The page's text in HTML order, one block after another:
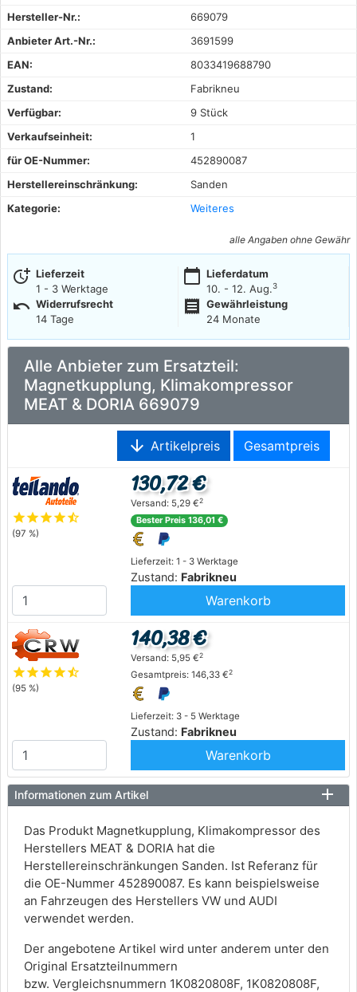
Hersteller-Nr.:
669079
Anbieter Art.-Nr.:
3691599
EAN:
8033419688790
Zustand:
Fabrikneu
Verfügbar:
9 Stück
Verkaufseinheit:
1
für OE-Nummer:
452890087
Herstellereinschränkung:
Sanden
Kategorie:
Weiteres
alle Angaben ohne Gewähr
more_time Lieferzeit
1 - 3 Werktage
calendar_today Lieferdatum
10. - 12. Aug.3
undo Widerrufsrecht
14 Tage
receipt
Gewährleistung
24 Monate
Alle Anbieter zum Ersatzteil:
Magnetkupplung, Klimakompressor
MEAT & DORIA 669079
arrow_downward Artikelpreis Gesamtpreis
starstarstarstarstar_half
(97 %)
Lieferzeit: 1 - 3 Werktage
Zustand: Fabrikneu
130,72 €
Versand: 5,29 €2
Bester Preis 136,01 €
Warenkorb
starstarstarstarstar_half
(95 %)
Lieferzeit: 3 - 5 Werktage
Zustand: Fabrikneu
140,38 €
Versand: 5,95 €2
Gesamtpreis: 146,33 €2
Warenkorb
Informationen zum Artikel
Das Produkt Magnetkupplung, Klimakompressor des
Herstellers MEAT & DORIA hat die
Herstellereinschränkungen Sanden. Ist Referanz für
die OE-Nummer 452890087. Es kann beispielsweise
an Fahrzeugen des Herstellers VW und AUDI
verwendet werden.
Der angebotene Artikel wird unter anderem unter den
Original Ersatzteilnummern
bzw. Vergleichsnummern 1K0820808F, 1K0820808F,